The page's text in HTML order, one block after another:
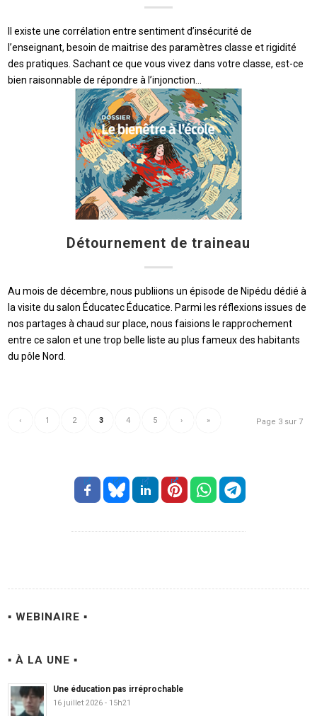
Il existe une corrélation entre sentiment d’insécurité de
l’enseignant, besoin de maitrise des paramètres classe et rigidité
des pratiques. Sachant ce que vous vivez dans votre classe, est-ce
bien raisonnable de répondre à l’injonction…
Détournement de traineau
Au mois de décembre, nous publiions un épisode de Nipédu dédié à
la visite du salon Éducatec Éducatice. Parmi les réflexions issues de
nos partages à chaud sur place, nous faisions le rapprochement
entre ce salon et une trop belle liste au plus fameux des habitants
du pôle Nord.
Page 3 sur 7
‹ 1 2 3 4 5 › »
▪ WEBINAIRE ▪
▪ À LA UNE ▪
Une éducation pas irréprochable
16 juillet 2026 - 15h21